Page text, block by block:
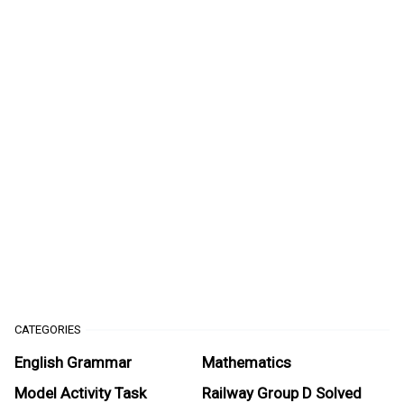
CATEGORIES
English Grammar
Mathematics
Model Activity Task
Railway Group D Solved